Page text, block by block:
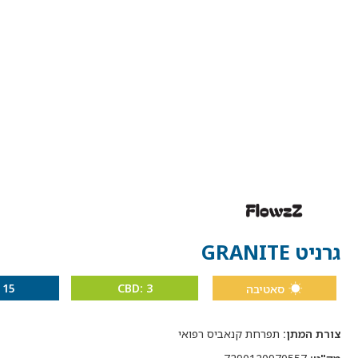
גרניט GRANITE
סאטיבה CBD: 3
צורת המתן: תפרחת קנאביס רפואי